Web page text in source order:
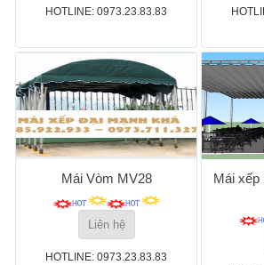
HOTLINE: 0973.23.83.83
Mái Vòm MV28
Liên hệ
HOTLINE: 0973.23.83.83
Mái xếp